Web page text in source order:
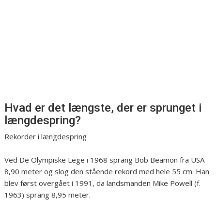
Hvad er det længste, der er sprunget i
længdespring?
Rekorder i længdespring
Ved De Olympiske Lege i 1968 sprang Bob Beamon fra USA
8,90 meter og slog den stående rekord med hele 55 cm. Han
blev først overgået i 1991, da landsmanden Mike Powell (f.
1963) sprang 8,95 meter.